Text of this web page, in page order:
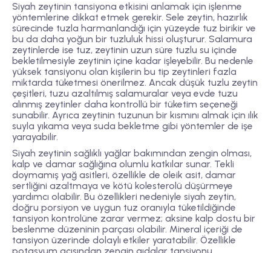
Siyah zeytinin tansiyona etkisini anlamak için işlenme
yöntemlerine dikkat etmek gerekir. Sele zeytin, hazırlık
sürecinde tuzla harmanlandığı için yüzeyde tuz birikir ve
bu da daha yoğun bir tuzluluk hissi oluşturur. Salamura
zeytinlerde ise tuz, zeytinin uzun süre tuzlu su içinde
bekletilmesiyle zeytinin içine kadar işleyebilir. Bu nedenle
yüksek tansiyonu olan kişilerin bu tip zeytinleri fazla
miktarda tüketmesi önerilmez. Ancak düşük tuzlu zeytin
çeşitleri, tuzu azaltılmış salamuralar veya evde tuzu
alınmış zeytinler daha kontrollü bir tüketim seçeneği
sunabilir. Ayrıca zeytinin tuzunun bir kısmını almak için ılık
suyla yıkama veya suda bekletme gibi yöntemler de işe
yarayabilir.
Siyah zeytinin sağlıklı yağlar bakımından zengin olması,
kalp ve damar sağlığına olumlu katkılar sunar. Tekli
doymamış yağ asitleri, özellikle de oleik asit, damar
sertliğini azaltmaya ve kötü kolesterolü düşürmeye
yardımcı olabilir. Bu özellikleri nedeniyle siyah zeytin,
doğru porsiyon ve uygun tuz oranıyla tüketildiğinde
tansiyon kontrolüne zarar vermez; aksine kalp dostu bir
beslenme düzeninin parçası olabilir. Mineral içeriği de
tansiyon üzerinde dolaylı etkiler yaratabilir. Özellikle